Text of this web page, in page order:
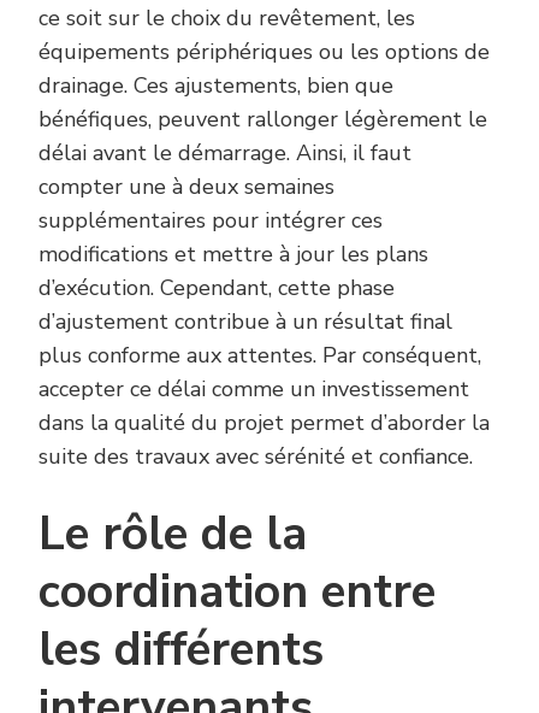
ce soit sur le choix du revêtement, les
équipements périphériques ou les options de
drainage. Ces ajustements, bien que
bénéfiques, peuvent rallonger légèrement le
délai avant le démarrage. Ainsi, il faut
compter une à deux semaines
supplémentaires pour intégrer ces
modifications et mettre à jour les plans
d’exécution. Cependant, cette phase
d’ajustement contribue à un résultat final
plus conforme aux attentes. Par conséquent,
accepter ce délai comme un investissement
dans la qualité du projet permet d’aborder la
suite des travaux avec sérénité et confiance.
Le rôle de la
coordination entre
les différents